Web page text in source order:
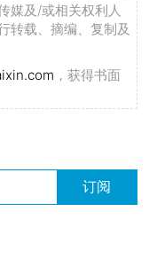
媒及/或相关权利人
转载、摘编、复制及
，获得书面
订阅